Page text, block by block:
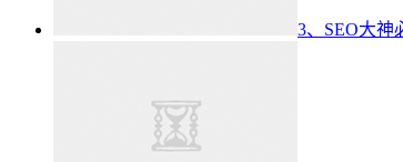
3、SEO大神